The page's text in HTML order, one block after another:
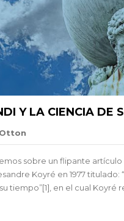
 Y LA CIENCIA DE
sobre un flipante artículo
Koyré en 1977 titulado:
tiempo”[1], en el cual Koyré